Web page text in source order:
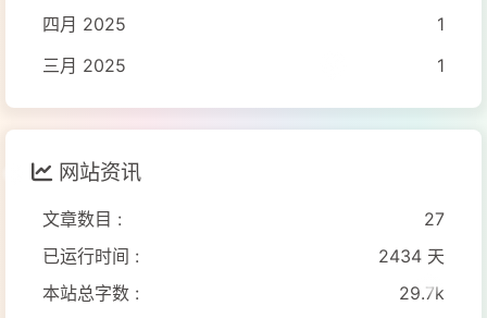
四月 2025
1
三月 2025
1
网站资讯
文章数目 :
27
已运行时间 :
2434 天
本站总字数 :
29.7k